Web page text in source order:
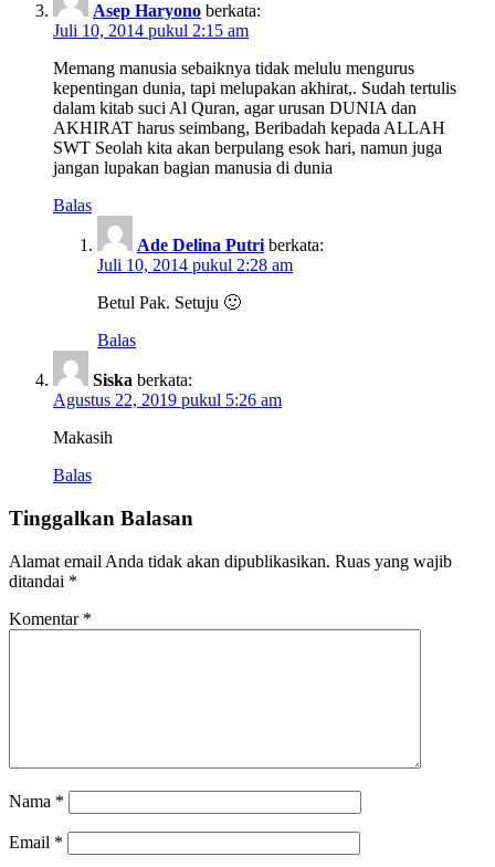
Asep Haryono berkata:
Juli 10, 2014 pukul 2:15 am
Memang manusia sebaiknya tidak melulu mengurus
kepentingan dunia, tapi melupakan akhirat,. Sudah tertulis
dalam kitab suci Al Quran, agar urusan DUNIA dan
AKHIRAT harus seimbang, Beribadah kepada ALLAH
SWT Seolah kita akan berpulang esok hari, namun juga
jangan lupakan bagian manusia di dunia
Balas
Ade Delina Putri berkata:
Juli 10, 2014 pukul 2:28 am
Betul Pak. Setuju 🙂
Balas
Siska berkata:
Agustus 22, 2019 pukul 5:26 am
Makasih
Balas
Tinggalkan Balasan
Alamat email Anda tidak akan dipublikasikan. Ruas yang wajib
ditandai *
Komentar *
Nama *
Email *